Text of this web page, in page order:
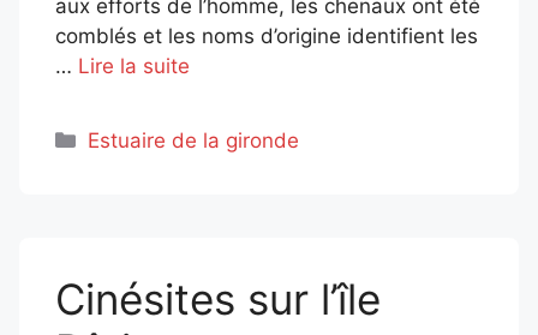
aux efforts de l’homme, les chenaux ont été
comblés et les noms d’origine identifient les
… Lire la suite
Catégories
Estuaire de la gironde
Cinésites sur l’île